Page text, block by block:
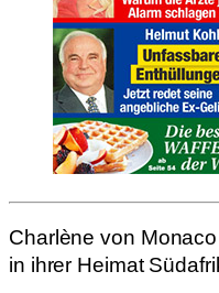
Charlène von
in ihrer Heimat